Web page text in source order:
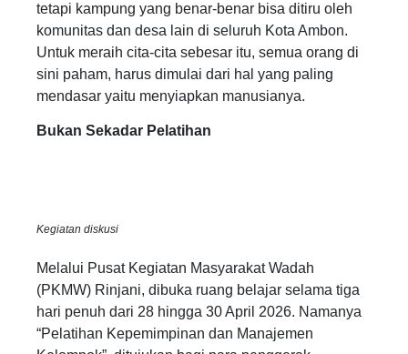
tetapi kampung yang benar-benar bisa ditiru oleh
komunitas dan desa lain di seluruh Kota Ambon.
Untuk meraih cita-cita sebesar itu, semua orang di
sini paham, harus dimulai dari hal yang paling
mendasar yaitu menyiapkan manusianya.
Bukan Sekadar Pelatihan
Kegiatan diskusi
Melalui Pusat Kegiatan Masyarakat Wadah
(PKMW) Rinjani, dibuka ruang belajar selama tiga
hari penuh dari 28 hingga 30 April 2026. Namanya
“Pelatihan Kepemimpinan dan Manajemen